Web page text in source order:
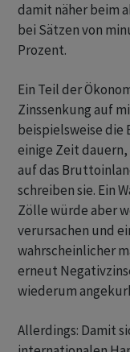
damit näher beim
bei Sätzen von
Prozent.
Ein Teil der
Zinssenkung auf
beispielsweise die
einige Zeit
auf das
schreiben sie. Ein
Zölle würde aber
verursachen und
wahrscheinlicher
erneut
wiederum
Allerdings: Damit